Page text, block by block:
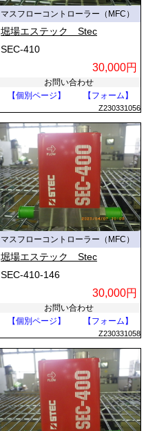
マスフローコントローラー（MFC）
堀場エステック Stec
SEC-410
30,000円
お問い合わせ
【個別ページ】
【フォーム】
Z230331056
マスフローコントローラー（MFC）
堀場エステック Stec
SEC-410-146
30,000円
お問い合わせ
【個別ページ】
【フォーム】
Z230331058